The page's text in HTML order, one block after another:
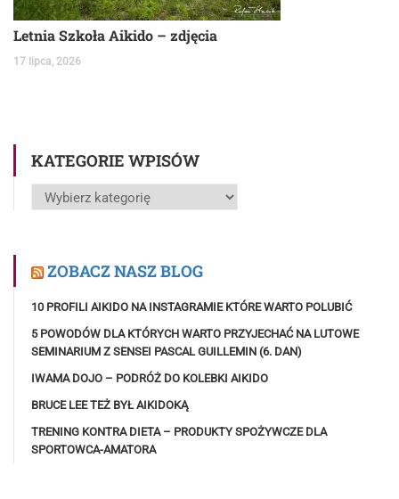
Letnia Szkoła Aikido – zdjęcia
17 lipca, 2026
KATEGORIE WPISÓW
Kategorie
ZOBACZ NASZ BLOG
10 PROFILI AIKIDO NA INSTAGRAMIE KTÓRE WARTO POLUBIĆ
5 POWODÓW DLA KTÓRYCH WARTO PRZYJECHAĆ NA LUTOWE
SEMINARIUM Z SENSEI PASCAL GUILLEMIN (6. DAN)
IWAMA DOJO – PODRÓŻ DO KOLEBKI AIKIDO
BRUCE LEE TEŻ BYŁ AIKIDOKĄ
TRENING KONTRA DIETA – PRODUKTY SPOŻYWCZE DLA
SPORTOWCA-AMATORA